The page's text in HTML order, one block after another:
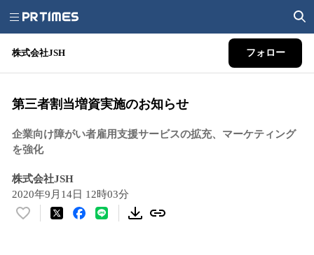
株式会社JSH フォロー
第三者割当増資実施のお知らせ
企業向け障がい者雇用支援サービスの拡充、マーケティング
を強化
株式会社JSH
2020年9月14日 12時03分
い